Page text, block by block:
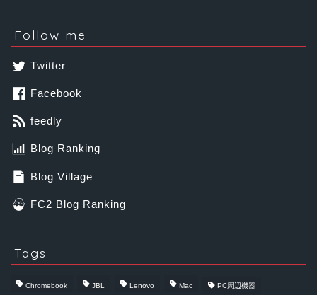
Follow me
Twitter
Facebook
feedly
Blog Ranking
Blog Village
FC2 Blog Ranking
Tags
Chromebook JBL Lenovo Mac PC周辺機器